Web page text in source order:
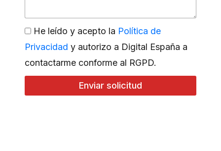
He leído y acepto la Política de
Privacidad y autorizo a Digital España a
contactarme conforme al RGPD.
Enviar solicitud